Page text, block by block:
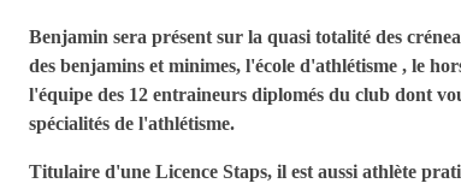
Benjamin sera présent sur la quasi totalité des
des benjamins et minimes, l'école d'athlétisme , le
l'équipe des 12 entraineurs diplomés du club dont
spécialités de l'athlétisme.
Titulaire d'une Licence Staps, il est aussi athlète